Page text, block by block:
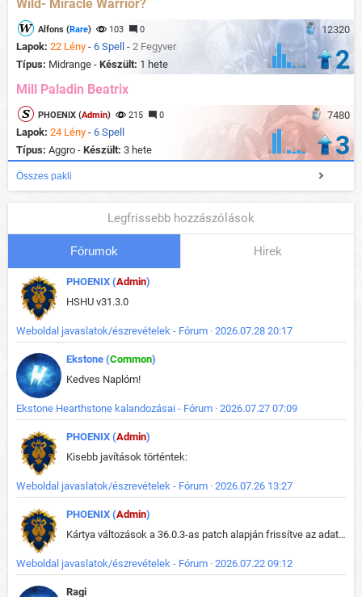
Wild- Miracle Warrior?
12320
Alfons (Rare) 103 0
Lapok: 22 Lény - 6 Spell - 2 Fegyver
Típus: Midrange - Készült: 1 hete 2
Mill Paladin Beatrix
7480
PHOENIX (Admin) 215 0
Lapok: 24 Lény - 6 Spell
Típus: Aggro - Készült: 3 hete 3
Összes pakli
Legfrissebb hozzászólások
Fórumok Hirek
PHOENIX (Admin)
HSHU v31.3.0
Weboldal javaslatok/észrevételek - Fórum · 2026.07.28 20:17
Ekstone (Common)
Kedves Naplóm!
Ekstone Hearthstone kalandozásai - Fórum · 2026.07.27 07:09
PHOENIX (Admin)
Kisebb javítások történtek:
Weboldal javaslatok/észrevételek - Fórum · 2026.07.26 13:27
PHOENIX (Admin)
Kártya változások a 36.0.3-as patch alapján frissítve az adatbázisban (képek is cserélve).
Weboldal javaslatok/észrevételek - Fórum · 2026.07.22 09:12
Ragi